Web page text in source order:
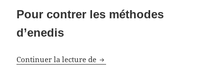
Pour contrer les méthodes
d’enedis
Continuer la lecture de Réponses aux menaces d’Enedis